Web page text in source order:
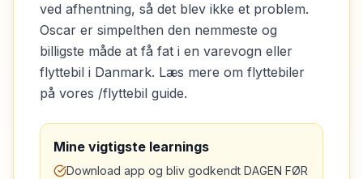
ved afhentning, så det blev ikke et problem.
Oscar er simpelthen den nemmeste og
billigste måde at få fat i en varevogn eller
flyttebil i Danmark. Læs mere om flyttebiler
på vores /flyttebil guide.
Mine vigtigste learnings
Download app og bliv godkendt DAGEN FØR